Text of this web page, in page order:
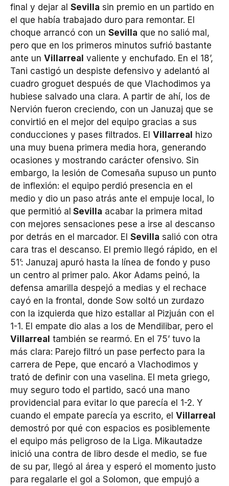
final y dejar al Sevilla sin premio en un partido en
el que había trabajado duro para remontar. El
choque arrancó con un Sevilla que no salió mal,
pero que en los primeros minutos sufrió bastante
ante un Villarreal valiente y enchufado. En el 18’,
Tani castigó un despiste defensivo y adelantó al
cuadro groguet después de que Vlachodimos ya
hubiese salvado una clara. A partir de ahí, los de
Nervión fueron creciendo, con un Januzaj que se
convirtió en el mejor del equipo gracias a sus
conducciones y pases filtrados. El Villarreal hizo
una muy buena primera media hora, generando
ocasiones y mostrando carácter ofensivo. Sin
embargo, la lesión de Comesaña supuso un punto
de inflexión: el equipo perdió presencia en el
medio y dio un paso atrás ante el empuje local, lo
que permitió al Sevilla acabar la primera mitad
con mejores sensaciones pese a irse al descanso
por detrás en el marcador. El Sevilla salió con otra
cara tras el descanso. El premio llegó rápido, en el
51’: Januzaj apuró hasta la línea de fondo y puso
un centro al primer palo. Akor Adams peinó, la
defensa amarilla despejó a medias y el rechace
cayó en la frontal, donde Sow soltó un zurdazo
con la izquierda que hizo estallar al Pizjuán con el
1-1. El empate dio alas a los de Mendilibar, pero el
Villarreal también se rearmó. En el 75’ tuvo la
más clara: Parejo filtró un pase perfecto para la
carrera de Pepe, que encaró a Vlachodimos y
trató de definir con una vaselina. El meta griego,
muy seguro todo el partido, sacó una mano
providencial para evitar lo que parecía el 1-2. Y
cuando el empate parecía ya escrito, el Villarreal
demostró por qué con espacios es posiblemente
el equipo más peligroso de la Liga. Mikautadze
inició una contra de libro desde el medio, se fue
de su par, llegó al área y esperó el momento justo
para regalarle el gol a Solomon, que empujó a